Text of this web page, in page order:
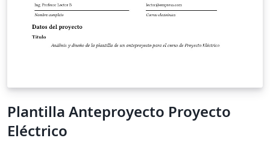
Plantilla Anteproyecto Proyecto
Eléctrico